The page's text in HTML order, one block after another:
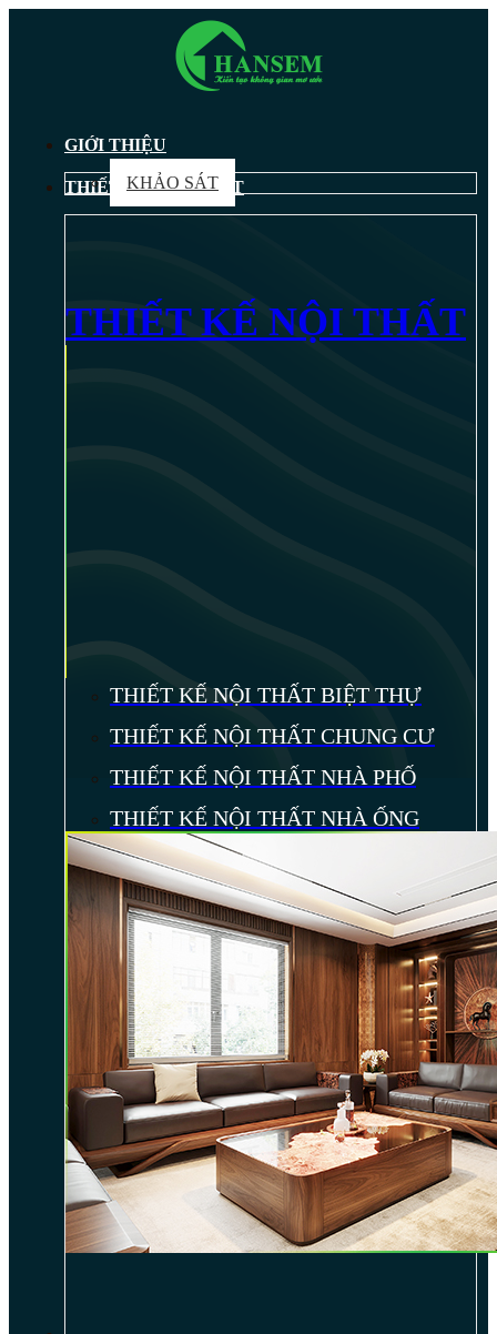
GIỚI THIỆU
KHẢO SÁT
THIẾT KẾ NỘI THẤT
THIẾT KẾ NỘI THẤT
THIẾT KẾ NỘI THẤT BIỆT THỰ
THIẾT KẾ NỘI THẤT CHUNG CƯ
THIẾT KẾ NỘI THẤT NHÀ PHỐ
THIẾT KẾ NỘI THẤT NHÀ ỐNG